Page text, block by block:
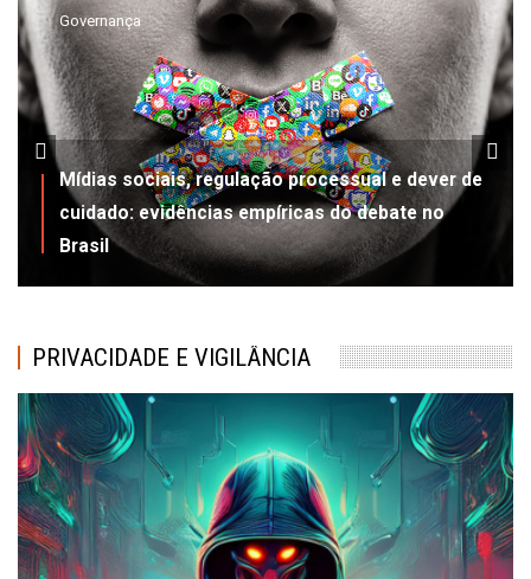
Governança
Mídias sociais, regulação processual e dever de
cuidado: evidências empíricas do debate no
Brasil
PRIVACIDADE E VIGILÂNCIA